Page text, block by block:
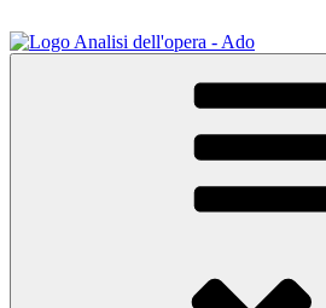
al
contenuto
Osservare le opere d'arte per capirle e